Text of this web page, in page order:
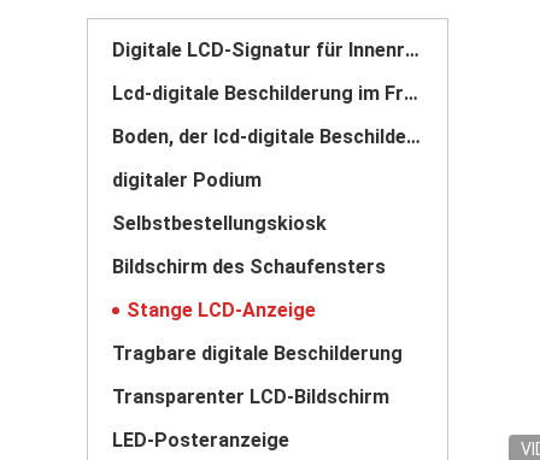
Digitale LCD-Signatur für Innenräume
Lcd-digitale Beschilderung im Freien
Boden, der lcd-digitale Beschilderung steht
digitaler Podium
Selbstbestellungskiosk
Bildschirm des Schaufensters
Stange LCD-Anzeige
Tragbare digitale Beschilderung
Transparenter LCD-Bildschirm
LED-Posteranzeige